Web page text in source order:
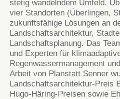
stetig wandelndem Umfeld.
vier Standorten (Überlingen,
zukunftsfähige Lösungen an
Landschaftsarchitektur,
Landschaftsplanung. Das
und Experten für
Regenwassermanagement
Arbeit von Planstatt Senner
Landschaftsarchitektur-Preis
Hugo-Häring-Preisen sowie